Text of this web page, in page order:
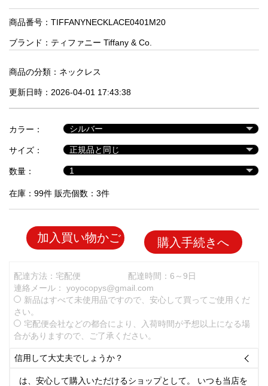
人
気
商
セ
ル
品
商品番号：TIFFANYNECKLACE0401M20
ブランド： ティファニー Tiffany & Co.
商品の分類： ネックレス
更新日時：2026-04-01 17:43:38
カラー：
サイズ：
数量：
在庫：99件 販売個数：3件
加入買い物かご 購入手続きへ
配達方法：宅配便
配達時間：6～9日
連絡メール： yoyocopys@gmail.com
新品はすべて未使用品ですので、安心して買ってご使用くだ
さい。
宅配便会社などの都合により、入荷時間が予想以上になる場
合がありますので、ご了承ください。
信用して大丈夫でしょうか？ 
は、安心して購入いただけるショップとして。 いつも当店を